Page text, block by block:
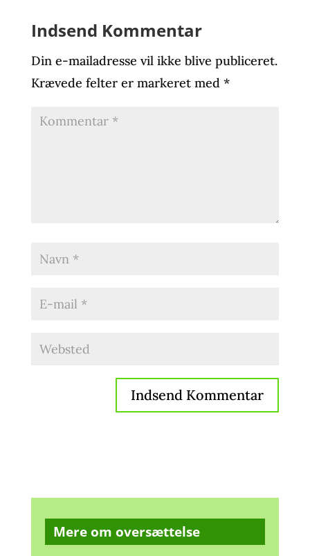
Indsend Kommentar
Din e-mailadresse vil ikke blive publiceret.
Krævede felter er markeret med *
Mere om oversættelse